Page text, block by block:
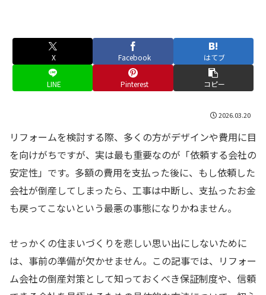
X Facebook はてブ
LINE Pinterest コピー
2026.03.20
リフォームを検討する際、多くの方がデザインや費用に目
を向けがちですが、実は最も重要なのが「依頼する会社の
安定性」です。多額の費用を支払った後に、もし依頼した
会社が倒産してしまったら、工事は中断し、支払ったお金
も戻ってこないという最悪の事態になりかねません。
せっかくの住まいづくりを悲しい思い出にしないために
は、事前の準備が欠かせません。この記事では、リフォー
ム会社の倒産対策として知っておくべき保証制度や、信頼